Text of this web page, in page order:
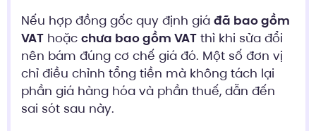
Nếu hợp đồng gốc quy định giá đã bao gồm
VAT hoặc chưa bao gồm VAT thì khi sửa đổi
nên bám đúng cơ chế giá đó. Một số đơn vị
chỉ điều chỉnh tổng tiền mà không tách lại
phần giá hàng hóa và phần thuế, dẫn đến
sai sót sau này.